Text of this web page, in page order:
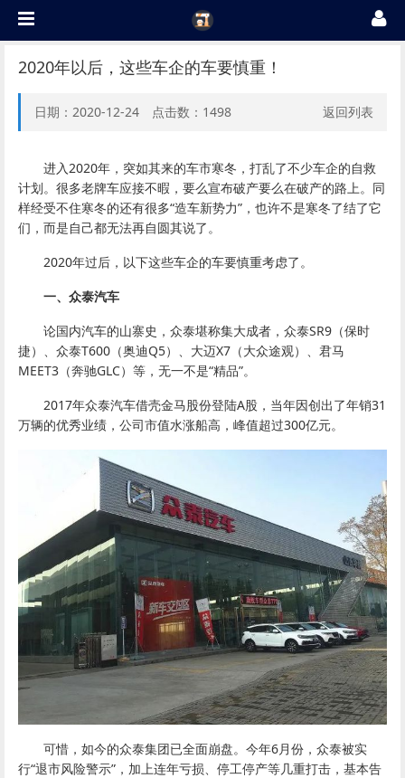
2020年以后，这些车企的车要慎重！
日期：2020-12-24 点击数： 1498 返回列表
进入2020年，突如其来的车市寒冬，打乱了不少车企的自救
计划。很多老牌车应接不暇，要么宣布破产要么在破产的路上。同
样经受不住寒冬的还有很多“造车新势力”，也许不是寒冬了结了它
们，而是自己都无法再自圆其说了。
2020年过后，以下这些车企的车要慎重考虑了。
一、众泰汽车
论国内汽车的山寨史，众泰堪称集大成者，众泰SR9（保时
捷）、众泰T600（奥迪Q5）、大迈X7（大众途观）、君马
MEET3（奔驰GLC）等，无一不是“精品”。
2017年众泰汽车借壳金马股份登陆A股，当年因创出了年销31
万辆的优秀业绩，公司市值水涨船高，峰值超过300亿元。
可惜，如今的众泰集团已全面崩盘。今年6月份，众泰被实
行“退市风险警示”，加上连年亏损、停工停产等几重打击，基本告